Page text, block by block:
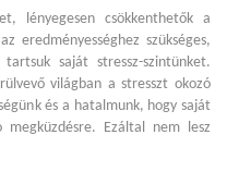
lényegesen csökkenthetők a
eredményességhez szükséges,
saját stressz-szintünket.
világban a stresszt okozó
és a hatalmunk, hogy saját
megküzdésre. Ezáltal nem lesz